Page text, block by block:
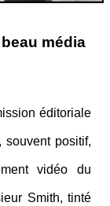
média
éditoriale
souvent positif,
vidéo du
Smith, tinté